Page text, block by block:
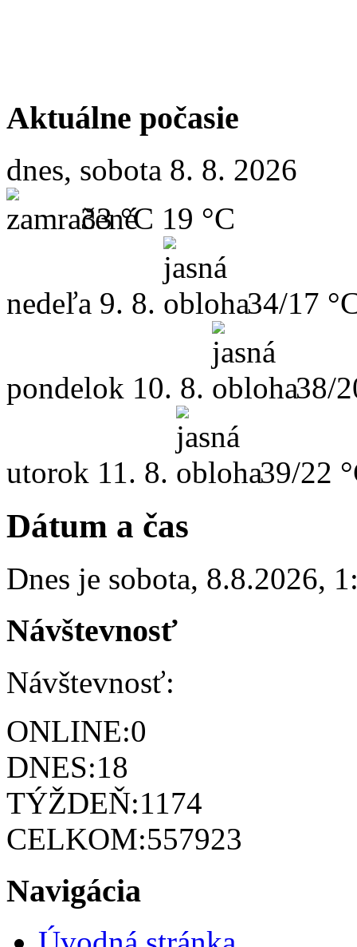
Aktuálne počasie
dnes, sobota 8. 8. 2026
33 °C 19 °C
nedeľa 9. 8. 34/17
pondelok 10. 8. 38/
utorok 11. 8. 39/22
Dátum a čas
Dnes je sobota, 8.8.2026,
Návštevnosť
Návštevnosť:
ONLINE:0
DNES:18
TÝŽDEŇ:1174
CELKOM:557923
Navigácia